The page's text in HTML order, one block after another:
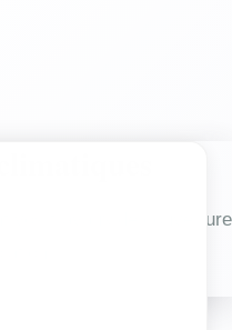
vos travaux de couverture